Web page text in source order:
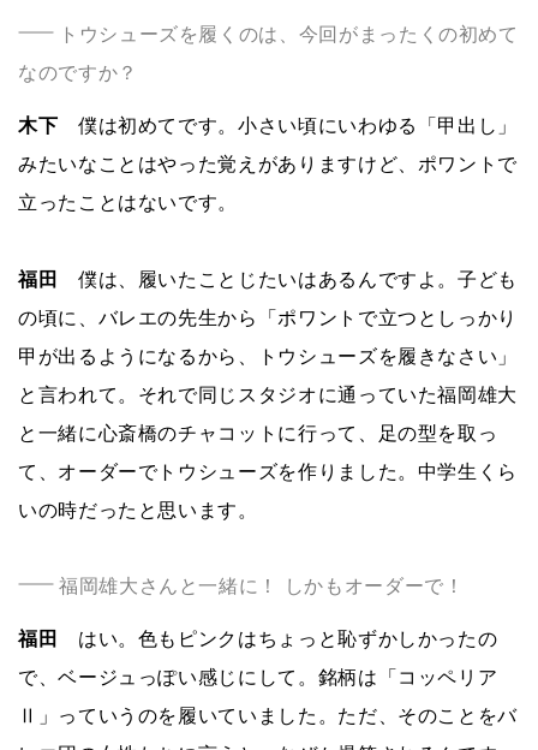
トウシューズを履くのは、今回がまったくの初めて
なのですか？
木下 僕は初めてです。小さい頃にいわゆる「甲出し」
みたいなことはやった覚えがありますけど、ポワントで
立ったことはないです。
福田
僕は、履いたことじたいはあるんですよ。子ども
の頃に、バレエの先生から「ポワントで立つとしっかり
甲が出るようになるから、トウシューズを履きなさい」
と言われて。それで同じスタジオに通っていた福岡雄大
と一緒に心斎橋のチャコットに行って、足の型を取っ
て、オーダーでトウシューズを作りました。中学生くら
いの時だったと思います。
福岡雄大さんと一緒に！ しかもオーダーで！
福田
はい。色もピンクはちょっと恥ずかしかったの
で、ベージュっぽい感じにして。銘柄は「コッペリア
Ⅱ」っていうのを履いていました。ただ、そのことをバ